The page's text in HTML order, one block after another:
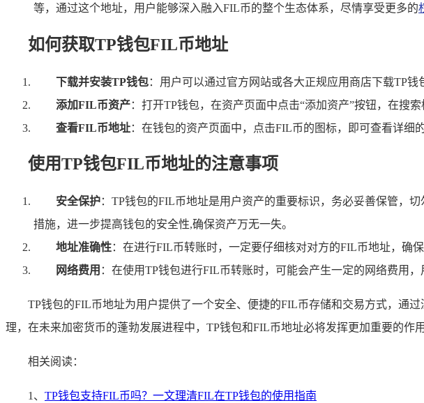
等，通过这个地址，用户能够深入融入FIL币的整个生态体系，尽情享受更多的
如何获取TP钱包FIL币地址
下载并安装TP钱包：用户可以通过官方网站或各大正规应用商店下载TP
添加FIL币资产：打开TP钱包，在资产页面中点击“添加资产”按钮，在搜
查看FIL币地址：在钱包的资产页面中，点击FIL币的图标，即可查看详细
使用TP钱包FIL币地址的注意事项
安全保护：TP钱包的FIL币地址是用户资产的重要标识，务必妥善保管，
措施，进一步提高钱包的安全性,确保资产万无一失。
地址准确性：在进行FIL币转账时，一定要仔细核对对方的FIL币地址，确
网络费用 ：在使用TP钱包进行FIL币转账时，可能会产生一定的网络费用
TP钱包的FIL币地址为用户提供了一个安全、便捷的FIL币存储和交易方式，通
理，在未来加密货币的蓬勃发展进程中，TP钱包和FIL币地址必将发挥更加重要的
相关阅读：
1、 TP钱包支持FIL币吗？一文理清FIL在TP钱包的使用指南